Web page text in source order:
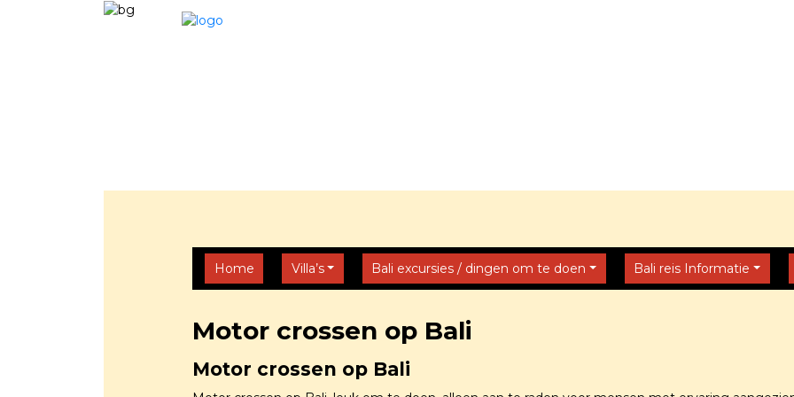
Home Villa’s Bali excursies / dingen om te doen Bali reis Informatie
Motor crossen op Bali
Motor crossen op Bali